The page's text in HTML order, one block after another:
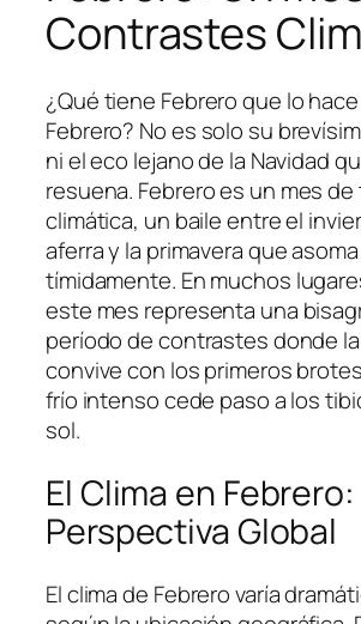
Contrastes
¿Qué tiene Febrero que lo
Febrero? No es solo su
ni el eco lejano de la Navidad
resuena. Febrero es un mes
climática, un baile entre el
aferra y la primavera que asoma
tímidamente. En muchos
este mes representa una
período de contrastes donde
convive con los primeros
frío intenso cede paso a los
sol.
El Clima en
Perspectiva Global
El clima de Febrero varía